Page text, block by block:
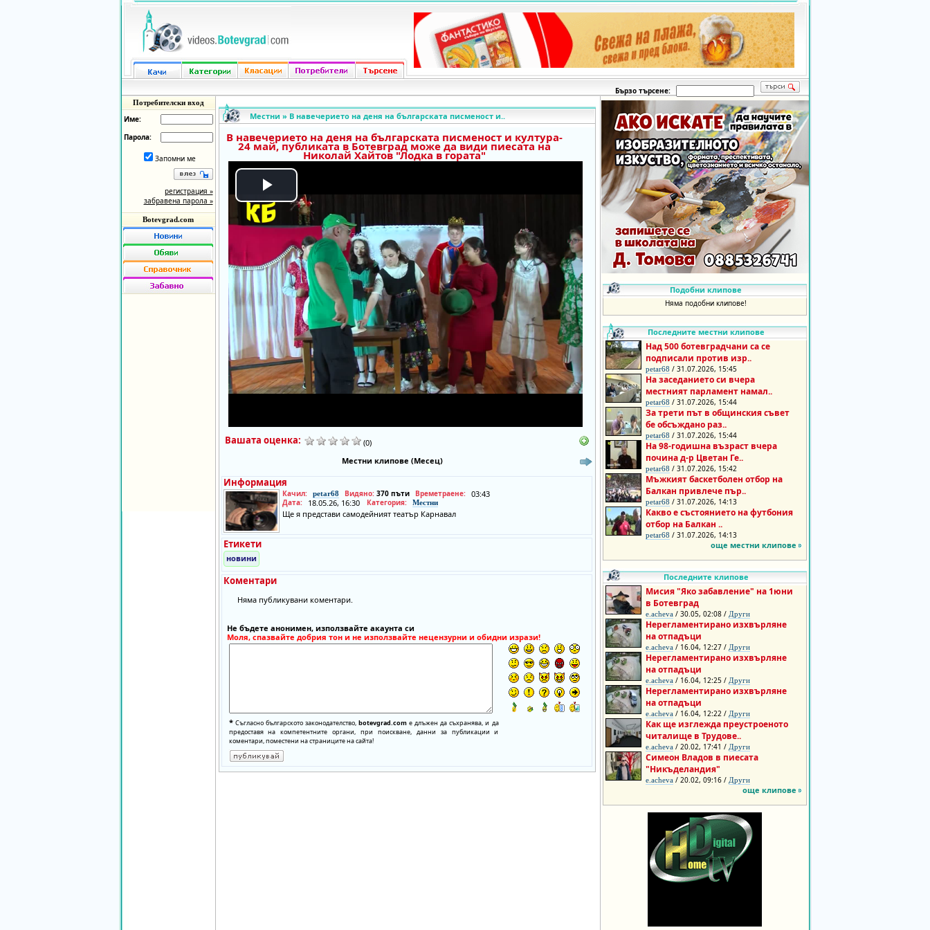
Бързо търсене:
Потребителски вход
Име:
Парола:
Запомни ме
регистрация »
забравена парола »
Botevgrad.com
Местни » В навечерието на деня на българската писменост и..
В навечерието на деня на българската писменост и култура-
24 май, публиката в Ботевград може да види пиесата на
Николай Хайтов "Лодка в гората"
Play
Video
Вашата оценка:
(0)
Местни клипове (Месец)
Информация
Качил: petar68 Видяно: 370 пъти Времетраене: 03:43
Дата: 18.05.26, 16:30 Категория: Местни
Ще я представи самодейният театър Карнавал
Етикети
новини
Коментари
Няма публикувани коментари.
Не бъдете анонимен, използвайте акаунта си
Моля, спазвайте добрия тон и не използвайте нецензурни и обидни изрази!
*Съгласно българското законодателство, botevgrad.comе длъжен да съхранява, и да
предоставя на компетентните органи, при поискване, данни за публикации и
коментари, поместени на страниците на сайта!
Подобни клипове
Няма подобни клипове!
Последните местни клипове
Над 500 ботевградчани са се
подписали против изр..
petar68 / 31.07.2026, 15:45
На заседанието си вчера
местният парламент намал..
petar68 / 31.07.2026, 15:44
За трети път в общинския съвет
бе обсъждано раз..
petar68 / 31.07.2026, 15:44
На 98-годишна възраст вчера
почина д-р Цветан Ге..
petar68 / 31.07.2026, 15:42
Мъжкият баскетболен отбор на
Балкан привлече пър..
petar68 / 31.07.2026, 14:13
Какво е състоянието на футбония
отбор на Балкан ..
petar68 / 31.07.2026, 14:13
още местни клипове
Последните клипове
Мисия "Яко забавление" на 1юни
в Ботевград
e.acheva / 30.05, 02:08 / Други
Нерегламентирано изхвърляне
на отпадъци
e.acheva / 16.04, 12:27 / Други
Нерегламентирано изхвърляне
на отпадъци
e.acheva / 16.04, 12:25 / Други
Нерегламентирано изхвърляне
на отпадъци
e.acheva / 16.04, 12:22 / Други
Как ще изглежда преустроеното
читалище в Трудове..
e.acheva / 20.02, 17:41 / Други
Симеон Владов в пиесата
"Никъделандия"
e.acheva / 20.02, 09:16 / Други
още клипове